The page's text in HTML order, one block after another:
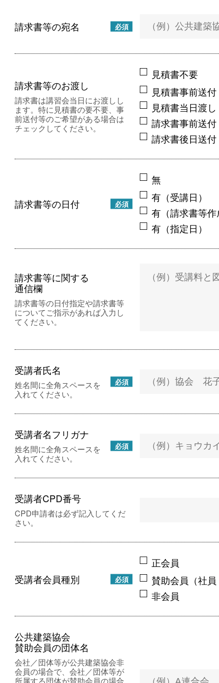
請求書等の宛名 必須
請求書等のお渡し
請求書は講習会当日にお渡しし
ます。特に見積書の要不要、事
前送付等のご希望がある場合は
チェックしてください。
見積書不要
見積書事前送付
見積書当日渡し
請求書事前送付
請求書後日送付
請求書等の日付 必須
無
有（受講日）
有（請求書等
有（指定日）
請求書等に関する
通信欄
請求書等の日付指定や請求書等
についてご指示があれば入力し
てください。
受講者氏名
必須
姓名間に全角スペースを
入れてください。
受講者名フリガナ
必須
姓名間に全角スペースを
入れてください。
受講者CPD番号
CPD申請者は必ず記入してくだ
さい。
受講者会員種別 必須
正会員
賛助会員（社
非会員
公共建築協会
賛助会員の団体名
会社／団体等が公共建築協会非
会員の場合で、会社／団体等が